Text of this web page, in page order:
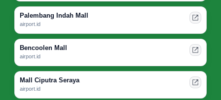
Palembang Indah Mall
airport.id
Bencoolen Mall
airport.id
Mall Ciputra Seraya
airport.id